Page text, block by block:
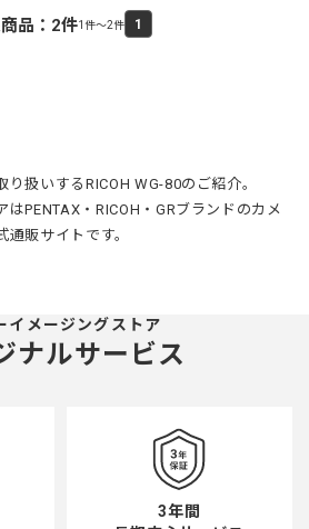
品： 2件1件～2件 1
扱いするRICOH WG-80のご紹介。
PENTAX・RICOH・GRブランドのカメ
販サイトです。
イメージングストア
ナルサービス
3年間